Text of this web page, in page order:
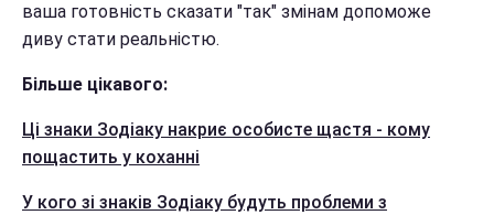
ваша готовність сказати "так" змінам допоможе
диву стати реальністю.
Більше цікавого:
Ці знаки Зодіаку накриє особисте щастя - кому
пощастить у коханні
У кого зі знаків Зодіаку будуть проблеми з